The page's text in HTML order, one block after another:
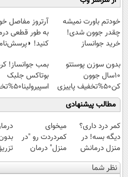
آموزش رایگان
امشب)
خودتم باورت نمیشه
چقدر جوون شدی!
خرید جوانساز
ویژه
آرتروز مفاصل
به طور قطعی
کنید!
بدون سوزن پوستتو
10سال جوون
کن50%تخفیف پاییزی
بمب جوانساز!
بوتاکس جلبک
اسپیرولینا50%تخفیف
مطالب پیشنهادی
کمر درد داری؟
دیگه بسه! در
منزل درمانش
کن
(◀پرسش‌نامه)
میخوای
کمردردت رو "در
منزل" درمان
کنی؟ (◂فیلم +
◂پرسش‌نامه)
کن
نظر شما